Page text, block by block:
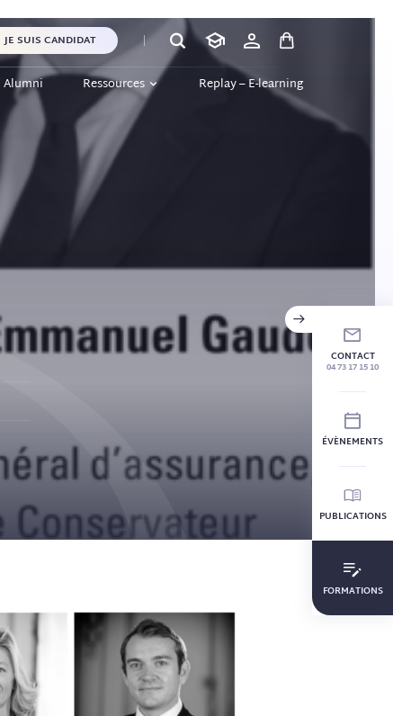
CONTACT
04 73 17 15 10
ÉVÈNEMENTS
PUBLICATIONS
FORMATIONS
JE SUIS CANDIDAT
Alumni Ressources Replay – E-learning